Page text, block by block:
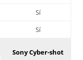
Sí
Sí
Sony Cyber-shot